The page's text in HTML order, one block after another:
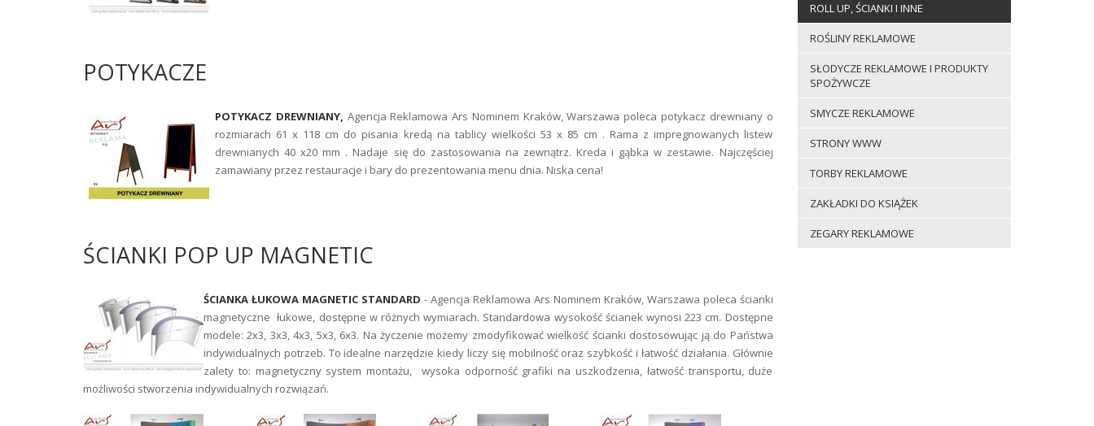
POTYKACZE
POTYKACZ DREWNIANY, Agencja Reklamowa Ars Nominem Kraków, Warszawa poleca potykacz drewniany o
rozmiarach 61 x 118 cm do pisania kredą na tablicy wielkości 53 x 85 cm . Rama z impregnowanych listew
drewnianych 40 x20 mm . Nadaje się do zastosowania na zewnątrz. Kreda i gąbka w zestawie. Najczęściej
zamawiany przez restauracje i bary do prezentowania menu dnia. Niska cena!
ŚCIANKI POP UP MAGNETIC
ŚCIANKA ŁUKOWA MAGNETIC STANDARD - Agencja Reklamowa Ars Nominem Kraków, Warszawa poleca ścianki
magnetyczne łukowe, dostępne w różnych wymiarach. Standardowa wysokość ścianek wynosi 223 cm. Dostępne
modele: 2x3, 3x3, 4x3, 5x3, 6x3. Na życzenie możemy zmodyfikować wielkość ścianki dostosowując ją do Państwa
indywidualnych potrzeb. To idealne narzędzie kiedy liczy się mobilność oraz szybkość i łatwość działania. Głównie
zalety to: magnetyczny system montażu, wysoka odporność grafiki na uszkodzenia, łatwość transportu, duże
możliwości stworzenia indywidualnych rozwiązań.
ROLL UP, ŚCIANKI I INNE
ROŚLINY REKLAMOWE
SŁODYCZE REKLAMOWE I PRODUKTY
SPOŻYWCZE
SMYCZE REKLAMOWE
STRONY WWW
TORBY REKLAMOWE
ZAKŁADKI DO KSIĄŻEK
ZEGARY REKLAMOWE